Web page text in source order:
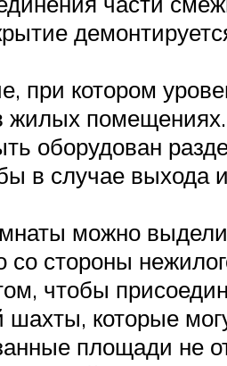
при котором
жилых
оборудован
в случае выхода
можно
стороны
чтобы
которые
площади не